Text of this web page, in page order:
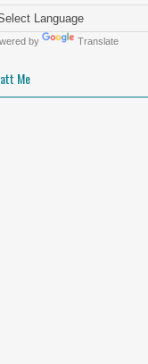
by Translate
Me